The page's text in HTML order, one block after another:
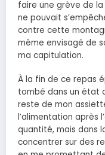
faire une grève de
ne pouvait
contre cette
même envisagé de
ma capitulation.
À la fin de ce repas
tombé dans un état
reste de mon
l’alimentation après
quantité, mais dans
concentrer sur des